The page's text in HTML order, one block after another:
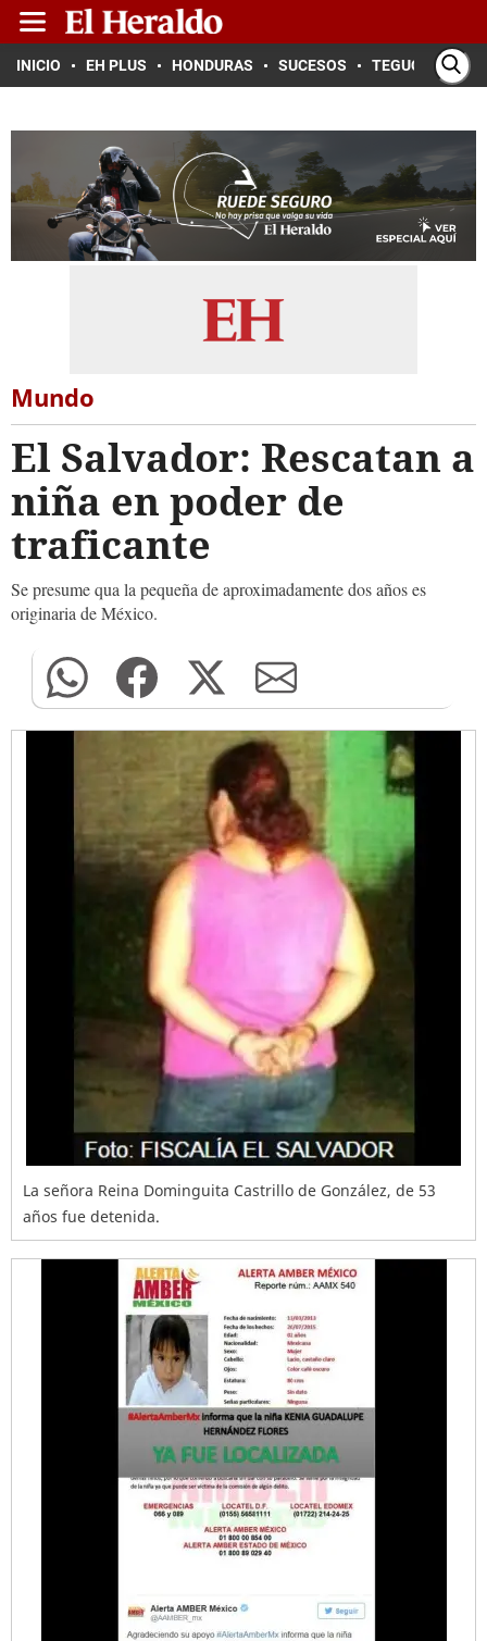
INICIO EH PLUS HONDURAS SUCESOS TEGUCIGALPA
Mundo
El Salvador: Rescatan a
niña en poder de
traficante
Se presume qua la pequeña de aproximadamente dos años es
originaria de México.
La señora Reina Dominguita Castrillo de González, de 53
años fue detenida.